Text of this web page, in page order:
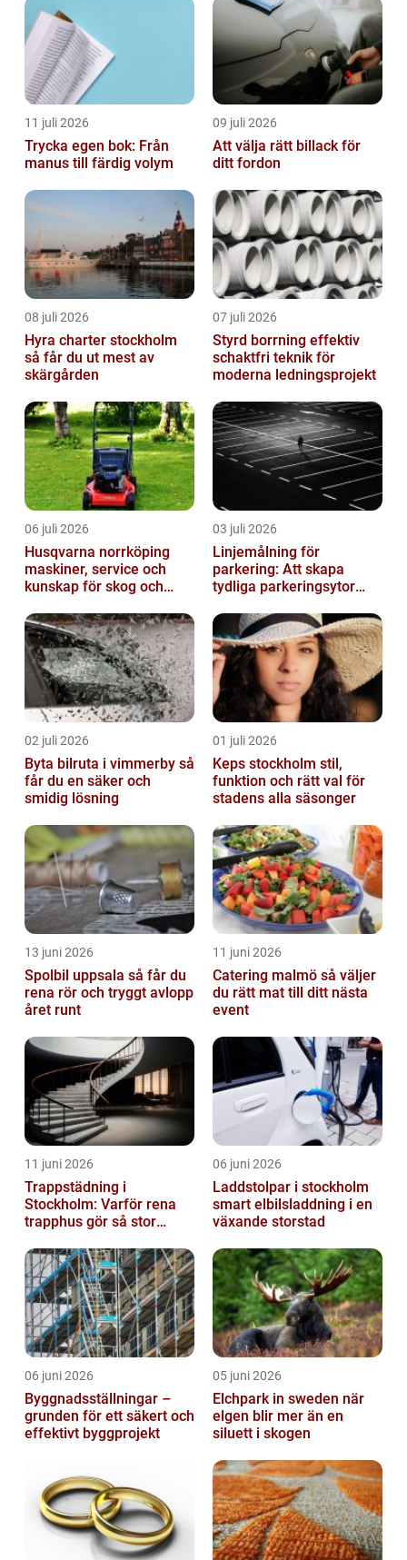
11 juli 2026
Trycka egen bok: Från
manus till färdig volym
09 juli 2026
Att välja rätt billack för
ditt fordon
08 juli 2026
Hyra charter stockholm
så får du ut mest av
skärgården
07 juli 2026
Styrd borrning effektiv
schaktfri teknik för
moderna ledningsprojekt
06 juli 2026
Husqvarna norrköping
maskiner, service och
kunskap för skog och
03 juli 2026
Linjemålning för
parkering: Att skapa
tydliga parkeringsytor
parkeringslinjer
02 juli 2026
Byta bilruta i vimmerby så
får du en säker och
smidig lösning
01 juli 2026
Keps stockholm stil,
funktion och rätt val för
stadens alla säsonger
13 juni 2026
Spolbil uppsala så får du
rena rör och tryggt avlopp
året runt
11 juni 2026
Catering malmö så väljer
du rätt mat till ditt nästa
event
11 juni 2026
Trappstädning i
Stockholm: Varför rena
trapphus gör så stor
06 juni 2026
Laddstolpar i stockholm
smart elbilsladdning i en
växande storstad
06 juni 2026
Byggnadsställningar –
grunden för ett säkert och
effektivt byggprojekt
05 juni 2026
Elchpark in sweden när
elgen blir mer än en
siluett i skogen